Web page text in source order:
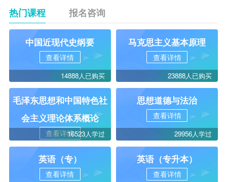
热门课程 报名咨询
中国近现代史纲要
查看详情
14888人已购买
马克思主义基本原理
查看详情
23888人已购买
毛泽东思想和中国特色社
会主义理论体系概论
查看详情16523人学过
思想道德与法治
查看详情
29956人学过
英语（专）
查看详情
英语（专升本）
查看详情